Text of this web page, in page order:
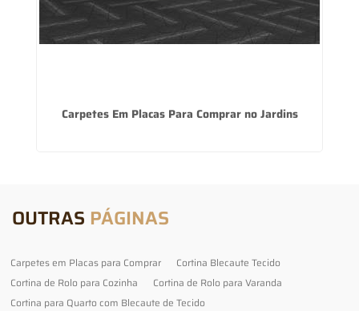
Carpetes Em Placas Para Comprar no Jardins
OUTRAS PÁGINAS
Carpetes em Placas para Comprar
Cortina Blecaute Tecido
Cortina de Rolo para Cozinha
Cortina de Rolo para Varanda
Cortina para Quarto com Blecaute de Tecido